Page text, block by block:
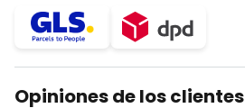
Opiniones de los clientes